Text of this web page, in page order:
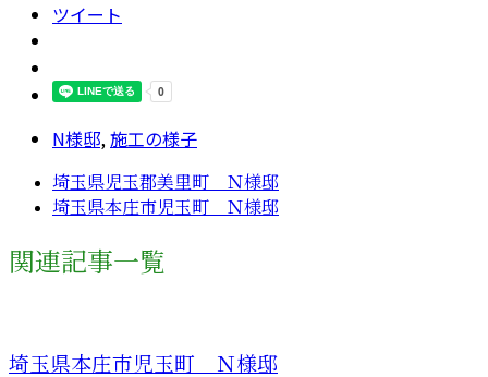
ツイート
N様邸,施工の様子
埼玉県児玉郡美里町 Ｎ様邸
埼玉県本庄市児玉町 Ｎ様邸
関連記事一覧
埼玉県本庄市児玉町 Ｎ様邸